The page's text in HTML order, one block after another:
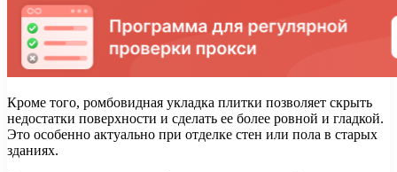
Кроме того, ромбовидная укладка плитки позволяет скрыть
недостатки поверхности и сделать ее более ровной и гладкой.
Это особенно актуально при отделке стен или пола в старых
зданиях.